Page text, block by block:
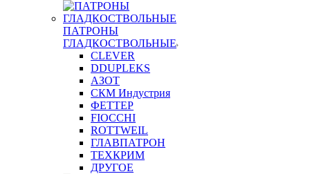
ПАТРОНЫ
ГЛАДКОСТВОЛЬНЫЕ
CLEVER
DDUPLEKS
АЗОТ
СКМ Индустрия
ФЕТТЕР
FIOCCHI
ROTTWEIL
ГЛАВПАТРОН
ТЕХКРИМ
ДРУГОЕ